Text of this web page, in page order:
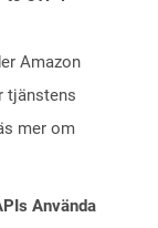
Amazon
tjänstens
mer om
Använda